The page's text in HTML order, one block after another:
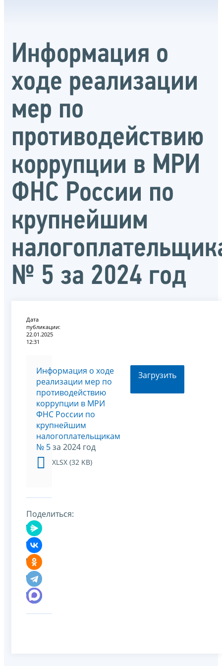
Информация о
ходе реализации
мер по
противодействию
коррупции в МРИ
ФНС России по
крупнейшим
№ 5 за 2024 год
Дата
публикации:
22.01.2025
12:31
Информация о ходе
реализации мер по
противодействию
коррупции в МРИ
ФНС России по
крупнейшим
налогоплательщикам
№ 5за 2024 год
XLSX (32 KB)
Загрузить
Поделиться: